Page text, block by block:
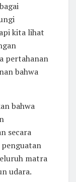
kita lihat
pertahanan
bahwa
bahwa
secara
matra
udara.